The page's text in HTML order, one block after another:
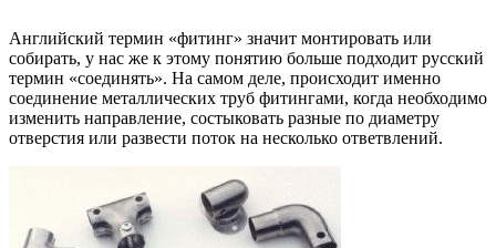
Английский термин «фитинг» значит монтировать или
собирать, у нас же к этому понятию больше подходит русский
термин «соединять». На самом деле, происходит именно
соединение металлических труб фитингами, когда необходимо
изменить направление, состыковать разные по диаметру
отверстия или развести поток на несколько ответвлений.